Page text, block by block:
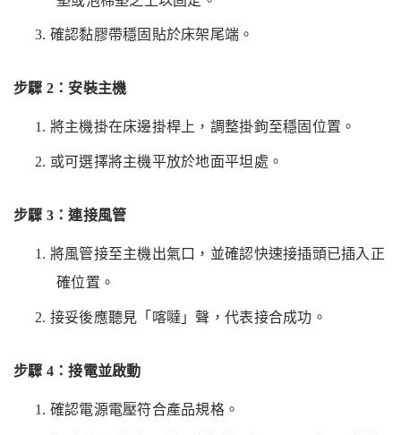
3. 確認黏膠帶穩固貼於床架尾端。
步驟 2：安裝主機
1. 將主機掛在床邊掛桿上，調整掛鉤至穩固位置。
2. 或可選擇將主機平放於地面平坦處。
步驟 3：連接風管
1. 將風管接至主機出氣口，並確認快速接插頭已插入正
確位置。
2. 接妥後應聽見「喀噠」聲，代表接合成功。
步驟 4：接電並啟動
1. 確認電源電壓符合產品規格。